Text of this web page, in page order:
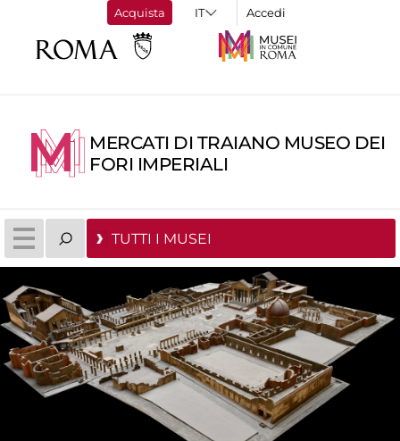
Acquista Accedi
MERCATI DI TRAIANO MUSEO DEI
FORI IMPERIALI
TUTTI I MUSEI